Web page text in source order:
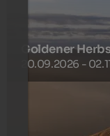
Goldener
20.09.2026 -
Die Wälder
sich in ihrer